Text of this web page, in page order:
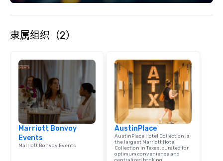
"Eastside Oasis" only
downtown. We
隶属组织（2）
Marriott Bonvoy
Events
Marriott Bonvoy Events
AustinPlace
AustinPlace Hotel Collection is
the largest Marriott Hotel
Collection in Texas, curated for
optimum convenience and